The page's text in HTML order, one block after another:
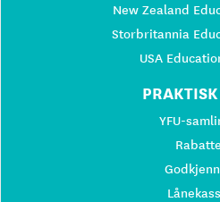
New Zealand
Storbritannia
USA
YFU-